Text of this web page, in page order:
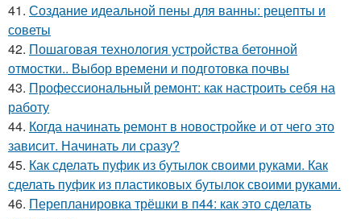
41. Создание идеальной пены для ванны: рецепты и
советы
42. Пошаговая технология устройства бетонной
отмостки.. Выбор времени и подготовка почвы
43. Профессиональный ремонт: как настроить себя на
работу
44. Когда начинать ремонт в новостройке и от чего это
зависит. Начинать ли сразу?
45. Как сделать пуфик из бутылок своими руками. Как
сделать пуфик из пластиковых бутылок своими руками.
46. Перепланировка трёшки в п44: как это сделать